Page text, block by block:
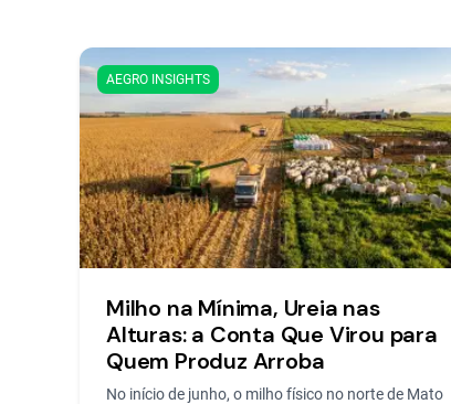
AEGRO INSIGHTS
Milho na Mínima, Ureia nas
Alturas: a Conta Que Virou para
Quem Produz Arroba
No início de junho, o milho físico no norte de Mato